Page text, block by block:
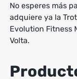
No esperes más
adquiere ya la
Evolution Fitness
Volta.